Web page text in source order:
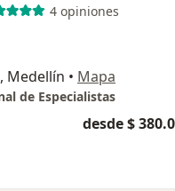
4 opiniones
Medellín • Mapa
de Especialistas
desde $